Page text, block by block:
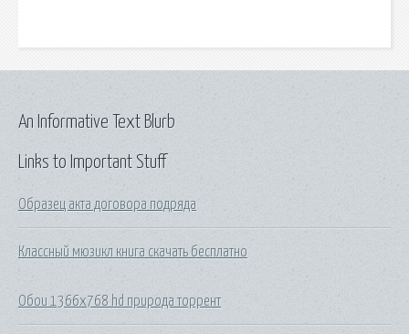
Links to Important Stuff
Образец акта договора подряда
Классный мюзикл книга скачать бесплатно
Обои 1366х768 hd природа торрент
An Informative Text Blurb